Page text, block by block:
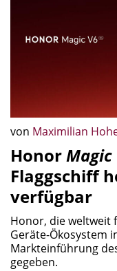
von Maximilian
HonorMagic
Flaggschiff
verfügbar
Honor, die weltweit
Geräte-Ökosystem
Markteinführung
gegeben.